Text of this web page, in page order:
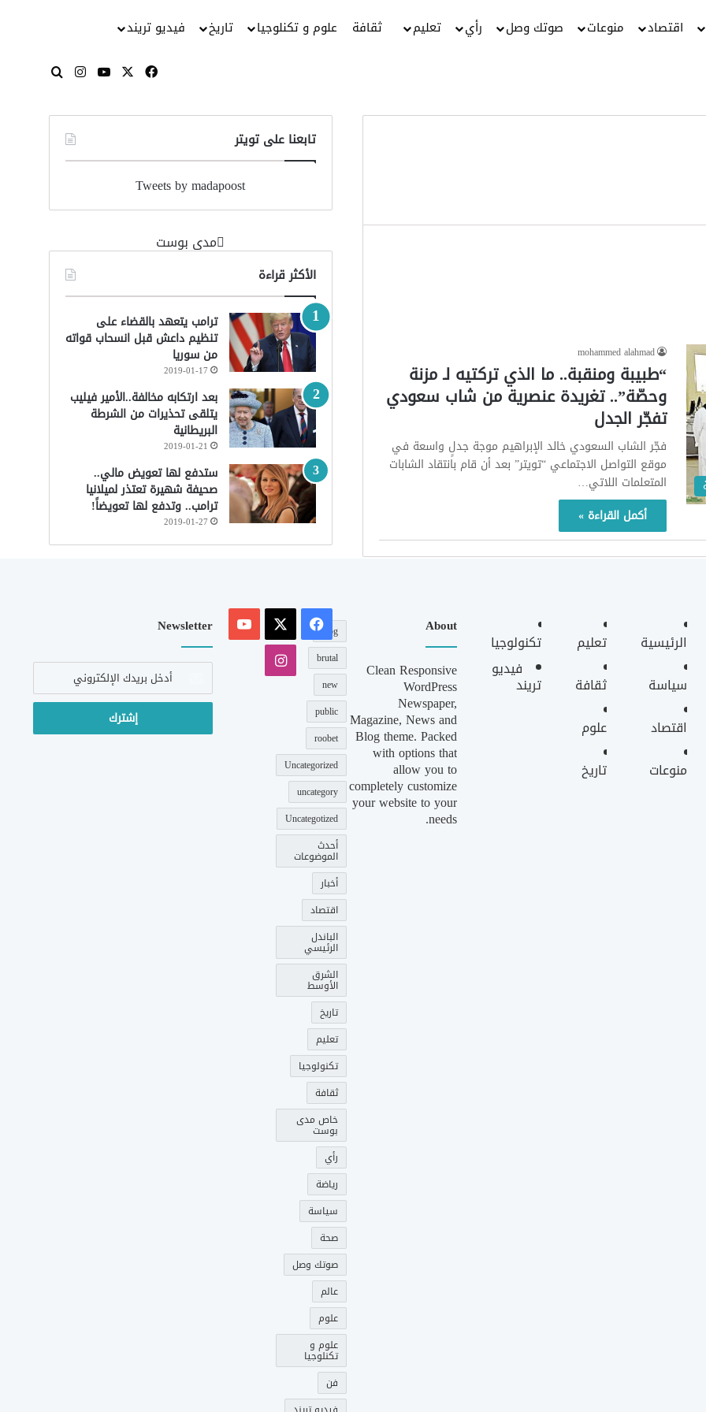
اقتصاد منوعات صوتك وصل رأي تعليم ثقافة علوم و تكنلوجيا تاريخ فيديو تريند
فيسبوك
‫X
‫YouTube
انستقرامبحث عن
mohammed alahmad
“طبيبة ومنقبة.. ما الذي تركتيه لـ مزنة
وحصّة”.. تغريدة عنصرية من شاب سعودي
تفجّر الجدل
فجّر الشاب السعودي خالد الإبراهيم موجة جدلٍ واسعة في
موقع التواصل الاجتماعي “تويتر” بعد أن قام بانتقاد الشابات
المتعلمات اللاتي…
أكمل القراءة »
تابعنا على تويتر
Tweets by madapoost
‏مدى بوست‏
الأكثر قراءة
ترامب يتعهد بالقضاء على
تنظيم داعش قبل انسحاب قواته
من سوريا
2019-01-17
بعد ارتكابه مخالفة..الأمير فيليب
يتلقى تحذيرات من الشرطة
البريطانية
2019-01-21
ستدفع لها تعويض مالي..
صحيفة شهيرة تعتذر لميلانيا
ترامب.. وتدفع لها تعويضاً!
2019-01-27
الرئيسية
سياسة
اقتصاد
منوعات
تعليم
ثقافة
علوم
تاريخ
تكنولوجيا
فيديو
تريند
About
Clean Responsive
WordPress
Newspaper,
Magazine, News and
Blog theme. Packed
with options that
allow you to
completely customize
your website to your
needs.
blog
brutal
new
public
roobet
Uncategorized
uncategory
Uncategotized
أحدث
الموضوعات
أخبار
اقتصاد
الباندل
الرئيسي
الشرق
الأوسط
تاريخ
تعليم
تكنولوجيا
ثقافة
خاص مدى
بوست
رأي
رياضة
سياسة
صحة
صوتك وصل
عالم
علوم
علوم و
تكنلوجيا
فن
فيسبوك
‫X
‫YouTube
انستقرام
Newsletter
أدخل
الإلكتروني